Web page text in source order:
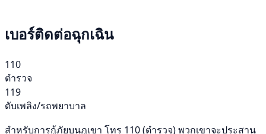
เบอร์ติดต่อฉุกเฉิน
110
ตำรวจ
119
ดับเพลิง/รถพยาบาล
สำหรับการกู้ภัยบนภูเขา โทร 110 (ตำรวจ) พวกเขาจะประสาน